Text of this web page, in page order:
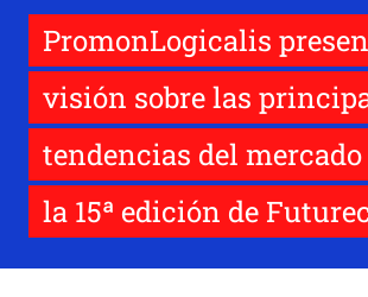
PromonLogicalis
visión sobre las
tendencias del mercado
la 15ª edición de